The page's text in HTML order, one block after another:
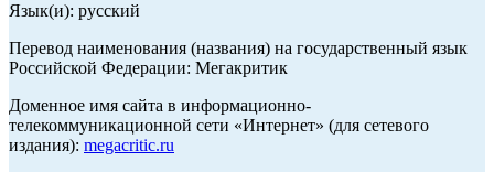
Язык(и): русский
Перевод наименования (названия) на государственный язык
Российской Федерации: Мегакритик
Доменное имя сайта в информационно-
телекоммуникационной сети «Интернет» (для сетевого
издания): megacritic.ru